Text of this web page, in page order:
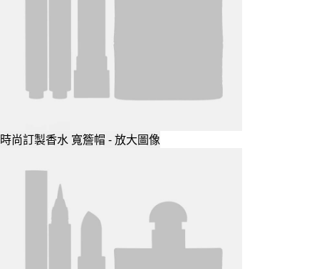
時尚訂製香水 寬簷帽 - 放大圖像